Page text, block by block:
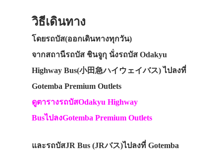
วิธีเดินทาง
โดยรถบัส(ออกเดินทางทุกวัน)
จากสถานีรถบัส ชินจูกุ นั่งรถบัส Odakyu
Highway Bus(小田急ハイウェイバス) ไปลงที่
Gotemba Premium Outlets
ดูตารางรถบัสOdakyu Highway
BusไปลงGotemba Premium Outlets
และรถบัสJR Bus (JRバス)ไปลงที่ Gotemba